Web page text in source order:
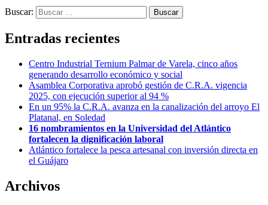
Buscar:
Entradas recientes
Centro Industrial Ternium Palmar de Varela, cinco años
generando desarrollo económico y social
Asamblea Corporativa aprobó gestión de C.R.A. vigencia
2025, con ejecución superior al 94 %
En un 95% la C.R.A. avanza en la canalización del arroyo El
Platanal, en Soledad
16 nombramientos en la Universidad del Atlántico
fortalecen la dignificación laboral
Atlántico fortalece la pesca artesanal con inversión directa en
el Guájaro
Archivos